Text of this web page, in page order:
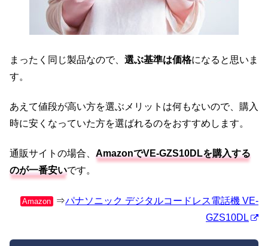
まったく同じ製品なので、 選ぶ基準は価格になると思いま
す。
あえて値段が高い方を選ぶメリットは何もないので、購入
時に安くなっていた方を選ばれるのをおすすめします。
通販サイトの場合、 AmazonでVE-GZS10DLを購入する
のが一番安いです。
Amazon ⇒パナソニック デジタルコードレス電話機 VE-
GZS10DL